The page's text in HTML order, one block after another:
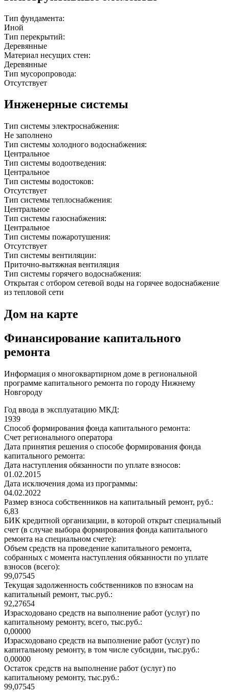
Тип фундамента:
Иной
Тип перекрытий:
Деревянные
Материал несущих стен:
Деревянные
Тип мусоропровода:
Отсутствует
Инженерные системы
Тип системы электроснабжения:
Не заполнено
Тип системы холодного водоснабжения:
Центральное
Тип системы водоотведения:
Центральное
Тип системы водостоков:
Отсутствует
Тип системы теплоснабжения:
Центральное
Тип системы газоснабжения:
Центральное
Тип системы пожаротушения:
Отсутствует
Тип системы вентиляции:
Приточно-вытяжная вентиляция
Тип системы горячего водоснабжения:
Открытая с отбором сетевой воды на горячее водоснабжение
из тепловой сети
Дом на карте
Финансирование капитального
ремонта
Информация о многоквартирном доме в региональной
программе капитального ремонта по городу Нижнему
Новгороду
Год ввода в эксплуатацию МКД:
1939
Способ формирования фонда капитального ремонта:
Счет регионального оператора
Дата принятия решения о способе формирования фонда
капитального ремонта:
Дата наступления обязанности по уплате взносов:
01.02.2015
Дата исключения дома из программы:
04.02.2022
Размер взноса собственников на капитальный ремонт, руб.:
6,83
БИК кредитной организации, в которой открыт специальный
счет (в случае выбора формирования фонда капитального
ремонта на специальном счете):
Объем средств на проведение капитального ремонта,
собранных с момента наступления обязанности по уплате
взносов (всего):
99,07545
Текущая задолженность собственников по взносам на
капитальный ремонт, тыс.руб.:
92,27654
Израсходовано средств на выполнение работ (услуг) по
капитальному ремонту, всего, тыс.руб.:
0,00000
Израсходовано средств на выполнение работ (услуг) по
капитальному ремонту, в том числе субсидии, тыс.руб.:
0,00000
Остаток средств на выполнение работ (услуг) по
капитальному ремонту, тыс.руб.:
99,07545